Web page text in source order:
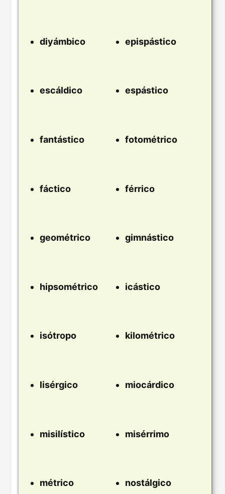
diyámbico epispástico
escáldico espástico
fantástico fotométrico
fáctico férrico
geométrico gimnástico
hipsométrico icástico
isótropo kilométrico
lisérgico miocárdico
misilístico misérrimo
métrico nostálgico